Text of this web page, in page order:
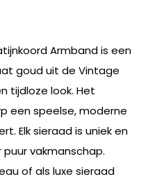
Armband is een
goud uit de Vintage
tijdloze look. Het
een speelse, moderne
Elk sieraad is uniek en
vakmanschap.
of als luxe sieraad